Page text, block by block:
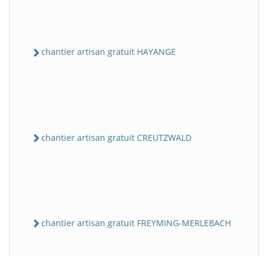
chantier artisan gratuit HAYANGE
chantier artisan gratuit CREUTZWALD
chantier artisan gratuit FREYMING-MERLEBACH